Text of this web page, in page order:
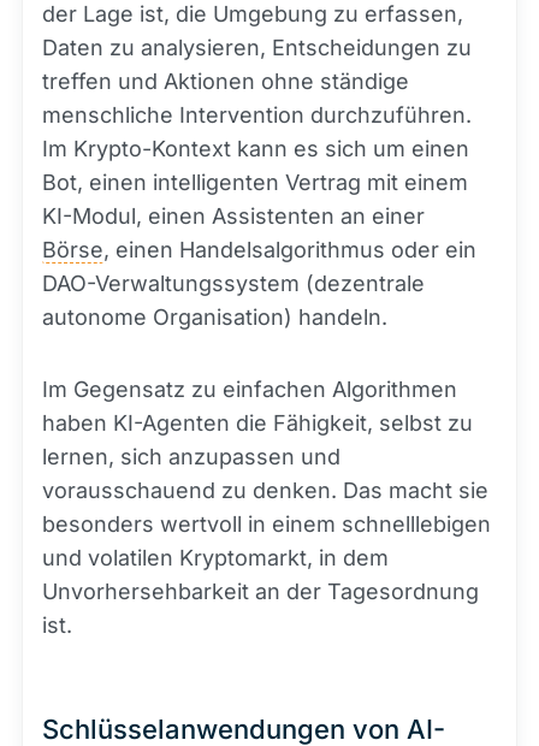
der Lage ist, die Umgebung zu erfassen,
Daten zu analysieren, Entscheidungen zu
treffen und Aktionen ohne ständige
menschliche Intervention durchzuführen.
Im Krypto-Kontext kann es sich um einen
Bot, einen intelligenten Vertrag mit einem
KI-Modul, einen Assistenten an einer
Börse, einen Handelsalgorithmus oder ein
DAO-Verwaltungssystem (dezentrale
autonome Organisation) handeln.
Im Gegensatz zu einfachen Algorithmen
haben KI-Agenten die Fähigkeit, selbst zu
lernen, sich anzupassen und
vorausschauend zu denken. Das macht sie
besonders wertvoll in einem schnelllebigen
und volatilen Kryptomarkt, in dem
Unvorhersehbarkeit an der Tagesordnung
ist.
Schlüsselanwendungen von AI-